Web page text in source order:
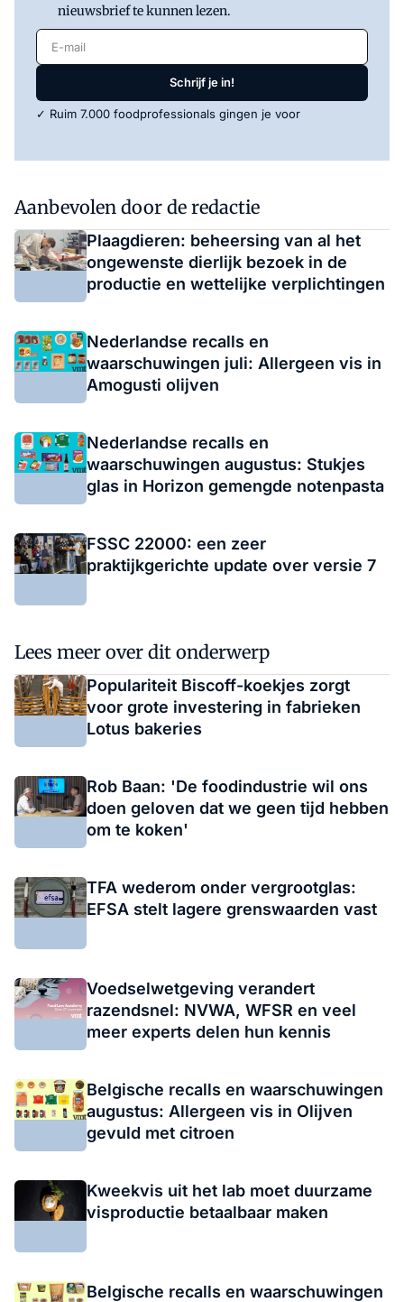
nieuwsbrief te kunnen lezen.
E-mail
Schrijf je in!
✓ Ruim 7.000 foodprofessionals gingen je voor
Aanbevolen door de redactie
Plaagdieren: beheersing van al het
ongewenste dierlijk bezoek in de
productie en wettelijke verplichtingen
Nederlandse recalls en
waarschuwingen juli: Allergeen vis in
Amogusti olijven
Nederlandse recalls en
waarschuwingen augustus: Stukjes
glas in Horizon gemengde notenpasta
FSSC 22000: een zeer
praktijkgerichte update over versie 7
Lees meer over dit onderwerp
Populariteit Biscoff-koekjes zorgt
voor grote investering in fabrieken
Lotus bakeries
Rob Baan: 'De foodindustrie wil ons
doen geloven dat we geen tijd hebben
om te koken'
TFA wederom onder vergrootglas:
EFSA stelt lagere grenswaarden vast
Voedselwetgeving verandert
razendsnel: NVWA, WFSR en veel
meer experts delen hun kennis
Belgische recalls en waarschuwingen
augustus: Allergeen vis in Olijven
gevuld met citroen
Kweekvis uit het lab moet duurzame
visproductie betaalbaar maken
Belgische recalls en waarschuwingen